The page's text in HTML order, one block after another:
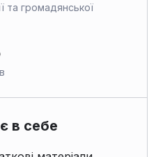
та громадянської
в себе